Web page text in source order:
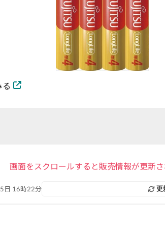
画面をスクロールすると販売情報が更新さ
日 16時22分 更